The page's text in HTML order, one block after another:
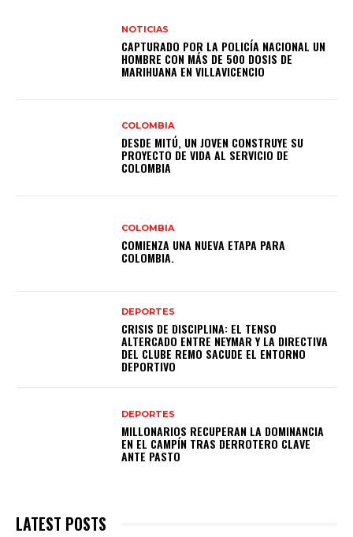
NOTICIAS
CAPTURADO POR LA POLICÍA NACIONAL UN
HOMBRE CON MÁS DE 500 DOSIS DE
MARIHUANA EN VILLAVICENCIO
COLOMBIA
DESDE MITÚ, UN JOVEN CONSTRUYE SU
PROYECTO DE VIDA AL SERVICIO DE
COLOMBIA
COLOMBIA
COMIENZA UNA NUEVA ETAPA PARA
COLOMBIA.
DEPORTES
CRISIS DE DISCIPLINA: EL TENSO
ALTERCADO ENTRE NEYMAR Y LA DIRECTIVA
DEL CLUBE REMO SACUDE EL ENTORNO
DEPORTIVO
DEPORTES
MILLONARIOS RECUPERAN LA DOMINANCIA
EN EL CAMPÍN TRAS DERROTERO CLAVE
ANTE PASTO
LATEST POSTS